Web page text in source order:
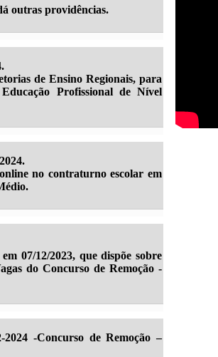
outras providências.
de Ensino Regionais, para
Profissional de Nível
no contraturno escolar em
07/12/2023, que dispõe sobre
do Concurso de Remoção -
-Concurso de Remoção –